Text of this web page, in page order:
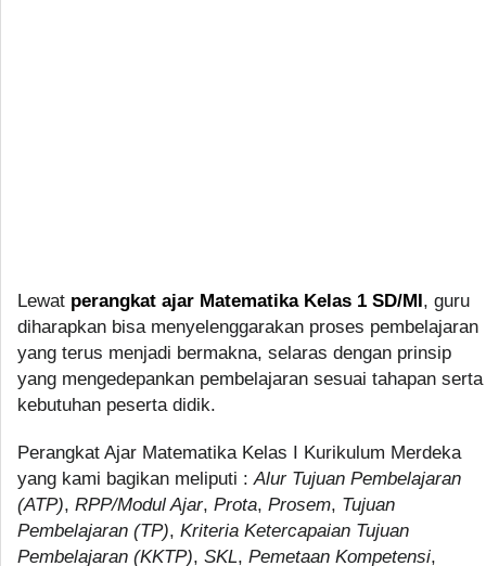
Lewat perangkat ajar Matematika Kelas 1 SD/MI , guru
diharapkan bisa menyelenggarakan proses pembelajaran
yang terus menjadi bermakna, selaras dengan prinsip
yang mengedepankan pembelajaran sesuai tahapan serta
kebutuhan peserta didik.
Perangkat Ajar Matematika Kelas I Kurikulum Merdeka
yang kami bagikan meliputi :Alur Tujuan Pembelajaran
(ATP), RPP/Modul Ajar, Prota, Prosem, Tujuan
Pembelajaran (TP), Kriteria Ketercapaian Tujuan
Pembelajaran (KKTP), SKL, Pemetaan Kompetensi,